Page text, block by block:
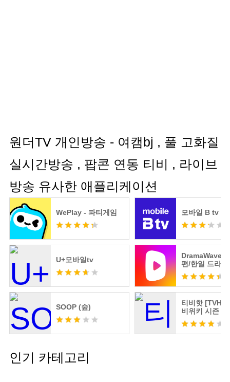
원더TV 개인방송 - 여캠bj , 풀 고화질
실시간방송 , 팝콘 연동 티비 , 라이브
방송 유사한 애플리케이션
WePlay - 파티게임 모바일 B tv
U+모바일tv
DramaWave -
편/한일 드라
극!
SOOP (숲)
티비핫
비위키 시즌 2
인기 카테고리